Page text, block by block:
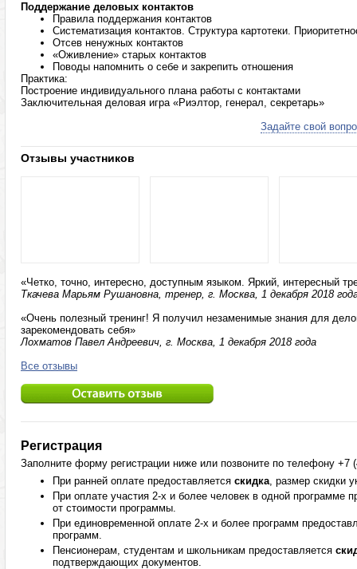
Поддержание деловых контактов
Правила поддержания контактов
Систематизация контактов. Структура картотеки.
Отсев ненужных контактов
«Оживление» старых контактов
Поводы напомнить о себе и закрепить отношения
Практика:
Построение индивидуального плана работы с контактами
Заключительная деловая игра «Риэлтор, генерал, секретарь»
Задайте свой
Отзывы участников
«Четко, точно, интересно, доступным языком. Яркий, интересный
Ткачева Марьям Рушановна, тренер, г. Москва, 1 декабря 2018
«Очень полезный тренинг! Я получил незаменимые знания для
зарекомендовать себя»
Лохматов Павел Андреевич, г. Москва, 1 декабря 2018 года
Все отзывы
Регистрация
Заполните форму регистрации ниже или позвоните по телефону +7
При ранней оплате предоставляется скидка, размер скидки
При оплате участия 2-х и более человек в одной программе
от стоимости программы.
При единовременной оплате 2-х и более программ
программ.
Пенсионерам, студентам и школьникам предоставляется
подтверждающих документов.